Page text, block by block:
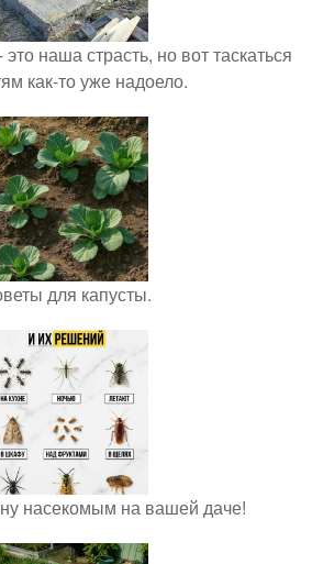
наша страсть, но вот таскаться
как-то уже надоело.
для капусты.
насекомым на вашей даче!